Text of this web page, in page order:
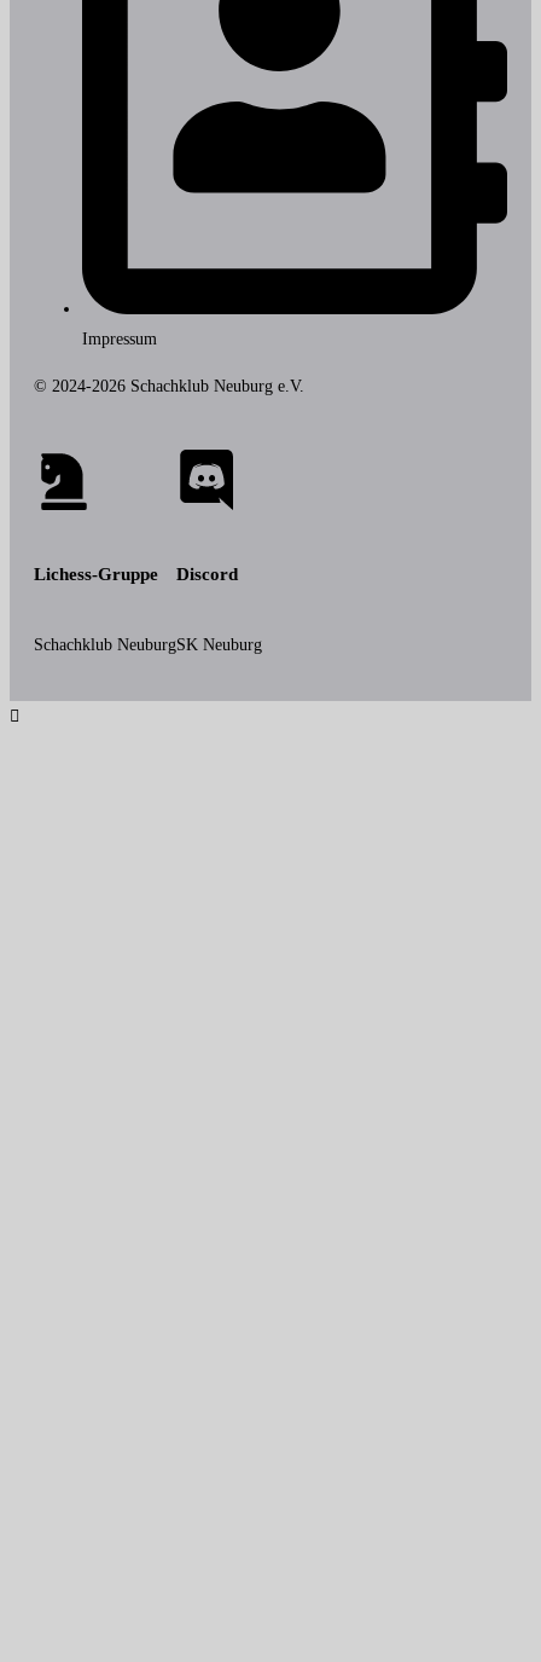
Impressum
© 2024-2026 Schachklub Neuburg e.V.
Lichess-Gruppe
Schachklub Neuburg
Discord
SK Neuburg